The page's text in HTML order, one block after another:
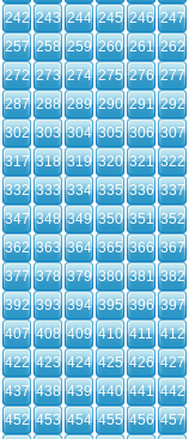
242 243 244 245 246 247
257 258 259 260 261 262
272 273 274 275 276 277
287 288 289 290 291 292
302 303 304 305 306 307
317 318 319 320 321 322
332 333 334 335 336 337
347 348 349 350 351 352
362 363 364 365 366 367
377 378 379 380 381 382
392 393 394 395 396 397
407 408 409 410 411 412
422 423 424 425 426 427
437 438 439 440 441 442
452 453 454 455 456 457